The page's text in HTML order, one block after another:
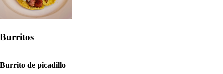
Burritos
Burrito de picadillo